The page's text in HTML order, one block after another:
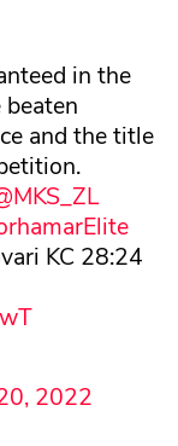
in the
and the title
KC 28:24
2022